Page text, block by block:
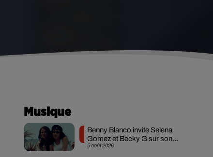
Musique
5 août 2026
Benny Blanco invite Selena
Gomez et Becky G sur son
nouveau single